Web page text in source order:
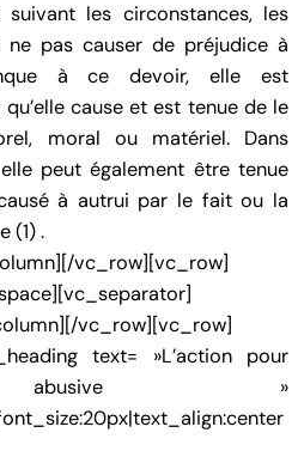
les circonstances, les
pas causer de préjudice à
à ce devoir, elle est
cause et est tenue de le
moral ou matériel. Dans
peut également être tenue
à autrui par le fait ou la
(1) .
vc_row][vc_row]
vc_row][vc_row]
text= »L’action pour
abusive »